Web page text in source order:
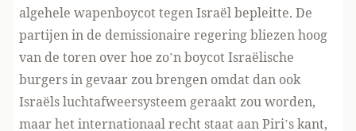
algehele wapenboycot tegen Israël bepleitte. De
partijen in de demissionaire regering bliezen hoog
van de toren over hoe zo’n boycot Israëlische
burgers in gevaar zou brengen omdat dan ook
Israëls luchtafweersysteem geraakt zou worden,
maar het internationaal rechtstaat aan Piri’s kant,